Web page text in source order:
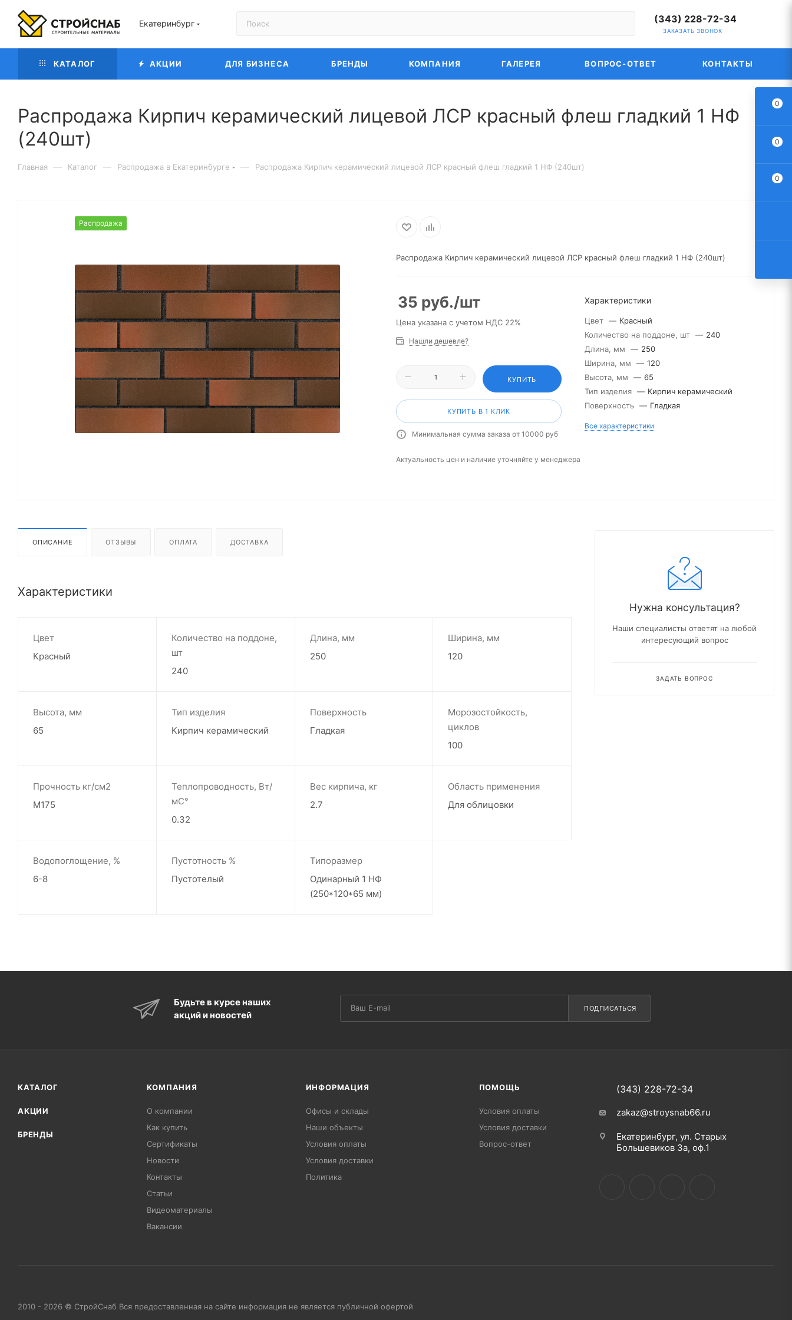
Екатеринбург (343) 228-72-34
ЗАКАЗАТЬ ЗВОНОК
КАТАЛОГ АКЦИИ ДЛЯ БИЗНЕСА БРЕНДЫ КОМПАНИЯ ГАЛЕРЕЯ ВОПРОС-ОТВЕТ КОНТАКТЫ
Распродажа Кирпич керамический лицевой ЛСР красный флеш гладкий 1 НФ
(240шт)
Главная — Каталог — Распродажа в Екатеринбурге — Распродажа Кирпич керамический лицевой ЛСР красный флеш гладкий 1 НФ (240шт)
Распродажа
Распродажа Кирпич керамический лицевой ЛСР красный флеш гладкий 1 НФ (240шт)
35 руб./шт
Цена указана с учетом НДС 22%
Нашли дешевле?
КУПИТЬ
КУПИТЬ В 1 КЛИК
Минимальная сумма заказа от 10000 руб
Характеристики
Цвет — Красный
Количество на поддоне, шт — 240
Длина, мм
— 250
Ширина, мм
— 120
Высота, мм
— 65
Тип изделия — Кирпич керамический
Поверхность — Гладкая
Все характеристики
Актуальность цен и наличие уточняйте у менеджера
ОПИСАНИЕ ОТЗЫВЫ ОПЛАТА ДОСТАВКА
Характеристики
Цвет
Красный
Количество на поддоне,
шт
240
Длина, мм
250
Ширина, мм
120
Высота, мм
65
Тип изделия
Кирпич керамический
Поверхность
Гладкая
Морозостойкость,
циклов
100
Прочность кг/см2
М175
Теплопроводность, Вт/
мС°
0.32
Вес кирпича, кг
2.7
Область применения
Для облицовки
Водопоглощение, %
6-8
Пустотность %
Пустотелый
Типоразмер
Одинарный 1 НФ
(250*120*65 мм)
Нужна консультация?
Наши специалисты ответят на любой
интересующий вопрос
ЗАДАТЬ ВОПРОС
Будьте в курсе наших
акций и новостей
ПОДПИСАТЬСЯ
КАТАЛОГ
АКЦИИ
БРЕНДЫ
КОМПАНИЯ
О компании
Как купить
Сертификаты
Новости
Контакты
Статьи
Видеоматериалы
Вакансии
ИНФОРМАЦИЯ
Офисы и склады
Наши объекты
Условия оплаты
Условия доставки
Политика
ПОМОЩЬ
Условия оплаты
Условия доставки
Вопрос-ответ
(343) 228-72-34
zakaz@stroysnab66.ru
Екатеринбург, ул. Старых
Большевиков 3а, оф.1
2010 - 2026 © СтройСнаб Вся предоставленная на сайте информация не является публичной офертой
0
0
0